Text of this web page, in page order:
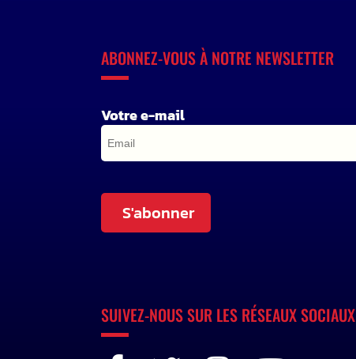
ABONNEZ-VOUS À NOTRE NEWSLETTER
Votre e-mail
S'abonner
SUIVEZ-NOUS SUR LES RÉSEAUX SOCIAUX